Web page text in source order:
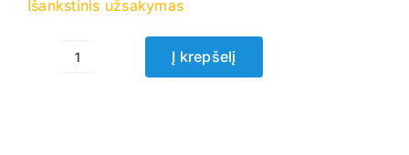
Išankstinis užsakymas
produkto
Į krepšelį